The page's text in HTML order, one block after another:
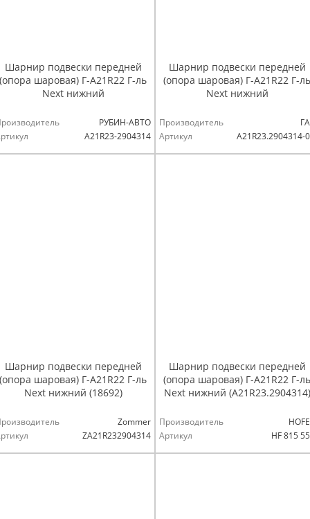
Шарнир подвески передней
(опора шаровая) Г-А21R22 Г-ль
Next нижний
РУБИН-АВТО
A21R23-2904314
Шарнир подвески передней
(опора шаровая) Г-А21R22 Г-ль
Next нижний
Производитель
Артикул
А21R23.2904314-
Шарнир подвески передней
(опора шаровая) Г-А21R22 Г-ль
Next нижний (18692)
Zommer
ZA21R232904314
Шарнир подвески передней
(опора шаровая) Г-А21R22 Г-ль
Next нижний (А21R23.2904314)
Производитель
Артикул
HF 815